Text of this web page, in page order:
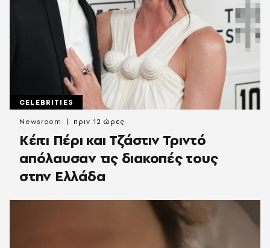
CELEBRITIES
Κέιτι Πέρι και Τζάστιν Τριντό
απόλαυσαν τις διακοπές τους
στην Ελλάδα
Newsroom πριν 12 ώρες